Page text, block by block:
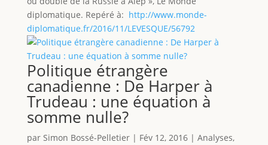
diplomatique. Repéré à: http://www.monde-
diplomatique.fr/2016/11/LEVESQUE/56792
Politique étrangère
canadienne : De Harper à
Trudeau : une équation à
somme nulle?
par Simon Bossé-Pelletier| Fév 12, 2016| Analyses,